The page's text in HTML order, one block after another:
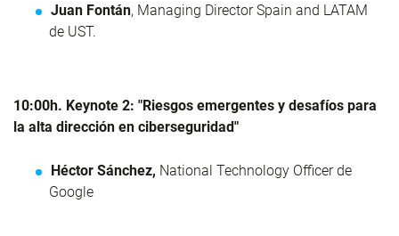
Juan Fontán, Managing Director Spain and LATAM
de UST.
10:00h. Keynote 2: "Riesgos emergentes y desafíos para
la alta dirección en ciberseguridad"
Héctor Sánchez, National Technology Officer de
Google